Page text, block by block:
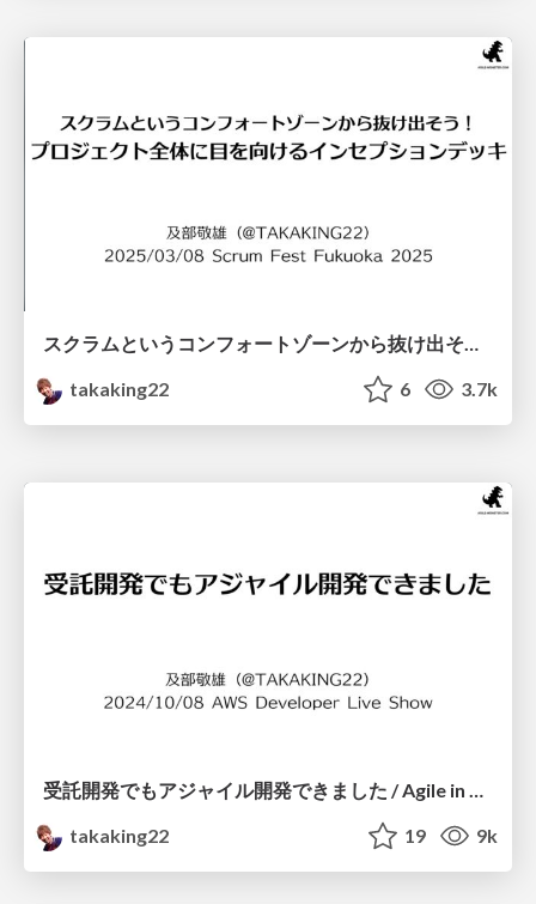
スクラムというコンフォートゾーンから抜け出そう！プロジェクト全体に目を向けるインセプションデッキ / Inception Deck for seeing the whole project
takaking22
6 3.7k
takaking22
19 9k